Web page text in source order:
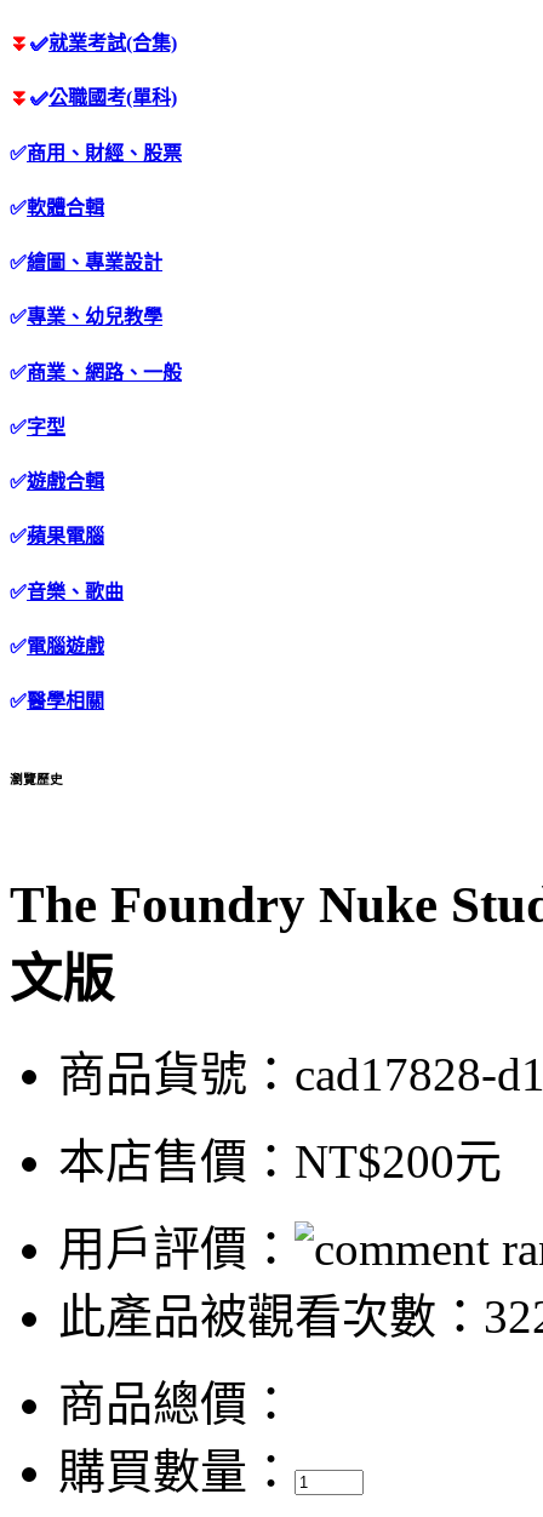
⏬ ✅就業考試(合集)
⏬ ✅公職國考(單科)
✅商用、財經、股票
✅軟體合輯
✅繪圖、專業設計
✅專業、幼兒教學
✅商業、網路、一般
✅字型
✅遊戲合輯
✅蘋果電腦
✅音樂、歌曲
✅電腦遊戲
✅醫學相關
瀏覽歷史
The Foundry Nuke
文版
商品貨號：cad17828-
本店售價： NT$200元
用戶評價：
此產品被觀看次數：
商品總價：
購買數量：